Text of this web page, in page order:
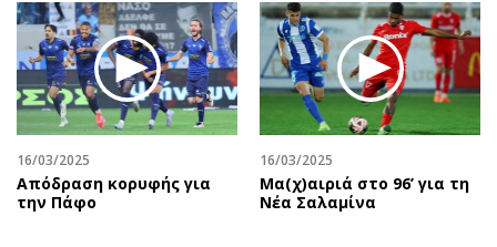
Οικονομική
Οικονομία
Real Estate
Επιχειρήσεις
Αγορές
Money Review
Αφιερώματα
Πολιτική
Οικονομία
Γενικά
Αναδρομές
Πρόσωπα
16/03/2025
Απόδραση κορυφής για
την Πάφο
16/03/2025
Μα(χ)αιριά στο 96’ για τη
Νέα Σαλαμίνα